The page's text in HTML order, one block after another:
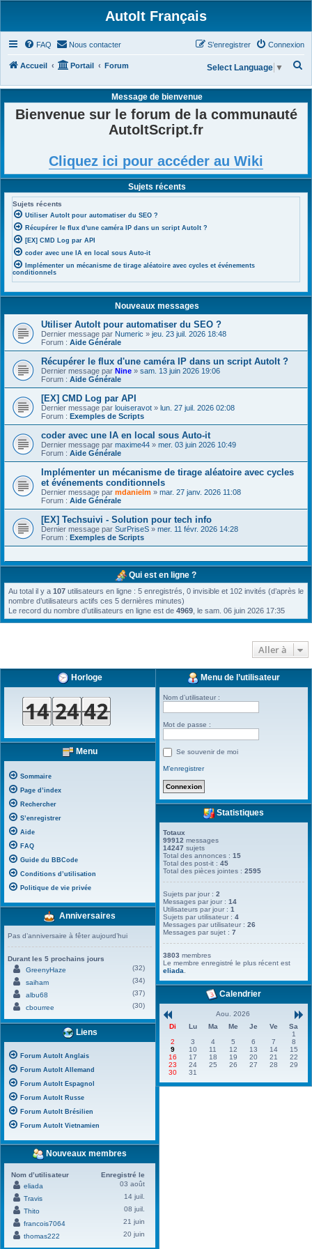
AutoIt Français
FAQ Nous contacter Connexion
S’enregistrer
Accueil Portail Forum
h
Select Language ▼
Message de bienvenue
Bienvenue sur le forum de la communauté
AutoItScript.fr
Cliquez ici pour accéder au Wiki
Sujets récents
Sujets récents
Utiliser AutoIt pour automatiser du SEO ?
Récupérer le flux d'une caméra IP dans un script AutoIt ?
[EX] CMD Log par API
coder avec une IA en local sous Auto-it
Implémenter un mécanisme de tirage aléatoire avec cycles et événements
conditionnels
Nouveaux messages
Utiliser AutoIt pour automatiser du SEO ?
Dernier message par Numeric » jeu. 23 juil. 2026 18:48
Forum : Aide Générale
Récupérer le flux d'une caméra IP dans un script AutoIt ?
Dernier message par Nine » sam. 13 juin 2026 19:06
Forum : Aide Générale
[EX] CMD Log par API
Dernier message par louiseravot » lun. 27 juil. 2026 02:08
Forum : Exemples de Scripts
coder avec une IA en local sous Auto-it
Dernier message par maxime44 » mer. 03 juin 2026 10:49
Forum : Aide Générale
Implémenter un mécanisme de tirage aléatoire avec cycles
et événements conditionnels
Dernier message par mdanielm » mar. 27 janv. 2026 11:08
Forum : Aide Générale
[EX] Techsuivi - Solution pour tech info
Dernier message par SurPriseS » mer. 11 févr. 2026 14:28
Forum : Exemples de Scripts
Qui est en ligne ?
Au total il y a 107 utilisateurs en ligne : 5 enregistrés, 0 invisible et 102 invités (d’après le
nombre d’utilisateurs actifs ces 5 dernières minutes)
Le record du nombre d’utilisateurs en ligne est de 4969 , le sam. 06 juin 2026 17:35
Aller à
Horloge
Menu
Sommaire
Page d’index
Rechercher
S’enregistrer
Aide
FAQ
Guide du BBCode
Conditions d’utilisation
Politique de vie privée
Anniversaires
Pas d’anniversaire à fêter aujourd’hui
Durant les 5 prochains jours
GreenyHaze
(32)
saiham
(34)
albu68
(37)
cbourree
(30)
Liens
Forum AutoIt Anglais
Forum AutoIt Allemand
Forum AutoIt Espagnol
Forum AutoIt Russe
Forum AutoIt Brésilien
Forum AutoIt Vietnamien
Nouveaux membres
Nom d’utilisateur
Enregistré le
eliada
03 août
Travis
14 juil.
Thito
08 juil.
francois7064
21 juin
thomas222
20 juin
Menu de l’utilisateur
Nom d’utilisateur :
Mot de passe :
Se souvenir de moi
M’enregistrer
Statistiques
Totaux
99912 messages
14247 sujets
Total des annonces :15
Total des post-it :45
Total des pièces jointes :2595
Sujets par jour :2
Messages par jour :14
Utilisateurs par jour :1
Sujets par utilisateur :4
Messages par utilisateur :26
Messages par sujet :7
3803 membres
Le membre enregistré le plus récent est
eliada
Calendrier
Aou. 2026
Di
Lu Ma Me Je Ve
Sa
1
2
3 4 5 6 7
8
9
10 11 12 13 14
15
16
17 18 19 20 21
22
23
24 25 26 27 28
29
30
31